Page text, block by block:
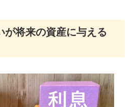
が将来の資産に与える